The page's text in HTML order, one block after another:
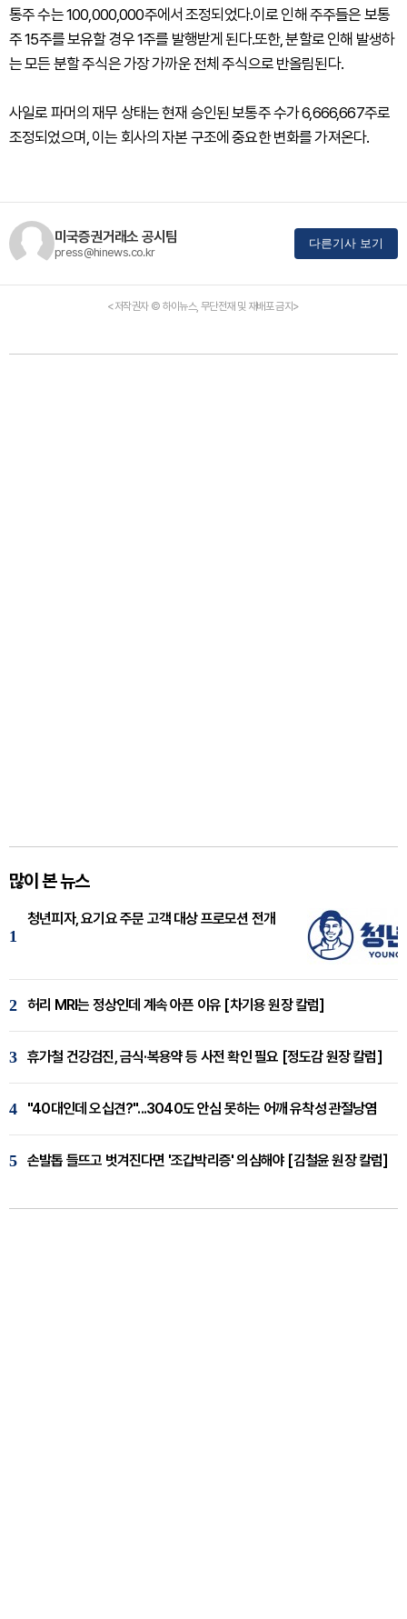
통주 수는 100,000,000주에서 조정되었다.이로 인해 주주들은 보통
주 15주를 보유할 경우 1주를 발행받게 된다.또한, 분할로 인해 발생하
는 모든 분할 주식은 가장 가까운 전체 주식으로 반올림된다.
사일로 파머의 재무 상태는 현재 승인된 보통주 수가 6,666,667주로
조정되었으며, 이는 회사의 자본 구조에 중요한 변화를 가져온다.
미국증권거래소 공시팀
press@hinews.co.kr
다른기사 보기
<저작권자 © 하이뉴스, 무단전재 및 재배포 금지>
많이 본 뉴스
1
청년피자, 요기요 주문 고객 대상 프로모션 전개
2 허리 MRI는 정상인데 계속 아픈 이유 [차기용 원장 칼럼]
3 휴가철 건강검진, 금식·복용약 등 사전 확인 필요 [정도감 원장 칼럼]
4 "40대인데 오십견?"...3040도 안심 못하는 어깨 유착성 관절낭염
5 손발톱 들뜨고 벗겨진다면 '조갑박리증' 의심해야 [김철윤 원장 칼럼]